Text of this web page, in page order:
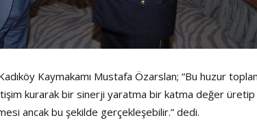
Kaymakamı Mustafa Özarslan; “Bu huzur
kurarak bir sinerji yaratma bir katma değer
ancak bu şekilde gerçekleşebilir.” dedi.